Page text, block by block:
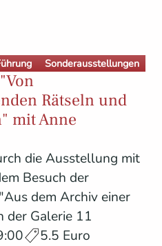
Sonderausstellungen
Rätseln und
mit Anne
die Ausstellung mit
Besuch der
dem Archiv einer
der Galerie 11
5.5 Euro